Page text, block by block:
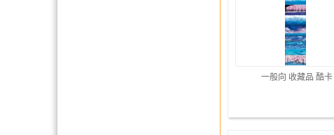
一般向 收藏品 酷卡